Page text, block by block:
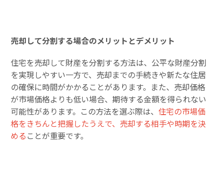
売却して分割する場合のメリットとデメリット
住宅を売却して財産を分割する方法は、公平な財産分割
を実現しやすい一方で、売却までの手続きや新たな住居
の確保に時間がかかることがあります。また、売却価格
が市場価格よりも低い場合、期待する金額を得られない
可能性があります。この方法を選ぶ際は、住宅の市場価
格をきちんと把握したうえで、売却する相手や時期を決
める ことが重要です。